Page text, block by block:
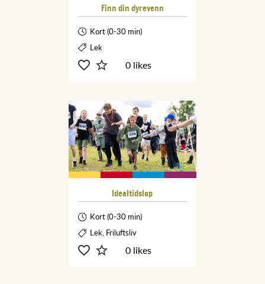
Finn din dyrevenn
Kort (0-30 min)
Lek
0 likes
Idealtidsløp
Kort (0-30 min)
Lek, Friluftsliv
0 likes